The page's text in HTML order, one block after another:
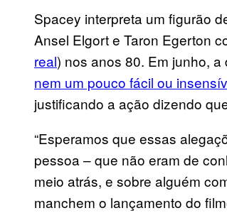
Spacey interpreta um figurão
Ansel Elgort e Taron Egerton
real) nos anos 80. Em junho,
nem um pouco fácil ou
justificando a ação dizendo
“Esperamos que essas
pessoa – que não eram de
meio atrás, e sobre alguém
manchem o lançamento do